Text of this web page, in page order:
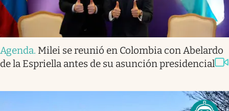
Agenda. Milei se reunió en Colombia con Abelardo
de la Espriella antes de su asunción presidencial